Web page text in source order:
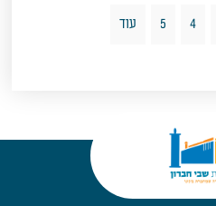
4
5 עוד